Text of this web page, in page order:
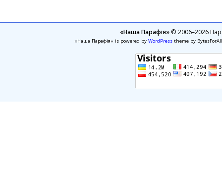
«Наша Парафія»© 2006–2026
«Наша Парафія» is powered by WordPresstheme by